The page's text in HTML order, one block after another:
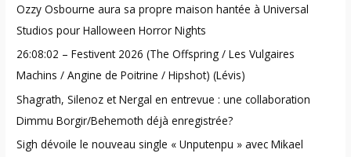
f
o
r
:
Ozzy Osbourne aura sa propre maison hantée à Universal
Studios pour Halloween Horror Nights
26:08:02 – Festivent 2026 (The Offspring / Les Vulgaires
Machins / Angine de Poitrine / Hipshot) (Lévis)
Shagrath, Silenoz et Nergal en entrevue : une collaboration
Dimmu Borgir/Behemoth déjà enregistrée?
Sigh dévoile le nouveau single « Unputenpu » avec Mikael